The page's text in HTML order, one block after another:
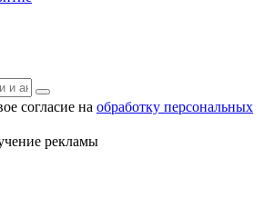
согласие на обработку персональных
рекламы